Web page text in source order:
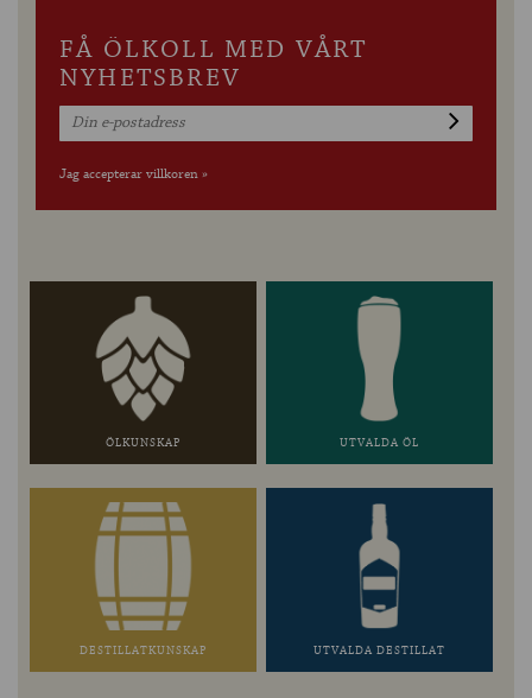
FÅ ÖLKOLL MED VÅRT
NYHETSBREV
Jag accepterar villkoren »
ÖLKUNSKAP UTVALDA ÖL
DESTILLATKUNSKAP UTVALDA DESTILLAT